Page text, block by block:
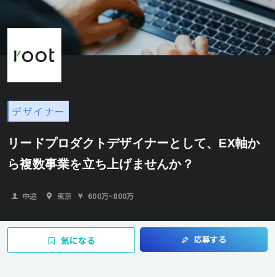
デザイナー
リードプロダクトデザイナーとして、EX軸か
ら複数事業を立ち上げませんか？
中途 東京 600万~800万
気になる 応募する